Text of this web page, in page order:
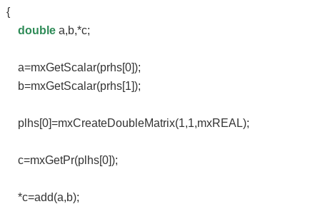
{
doublea,b,*c;
a=mxGetScalar(prhs[0]);
b=mxGetScalar(prhs[1]);
plhs[0]=mxCreateDoubleMatrix(1,1,mxREAL);
c=mxGetPr(plhs[0]);
*c=add(a,b);